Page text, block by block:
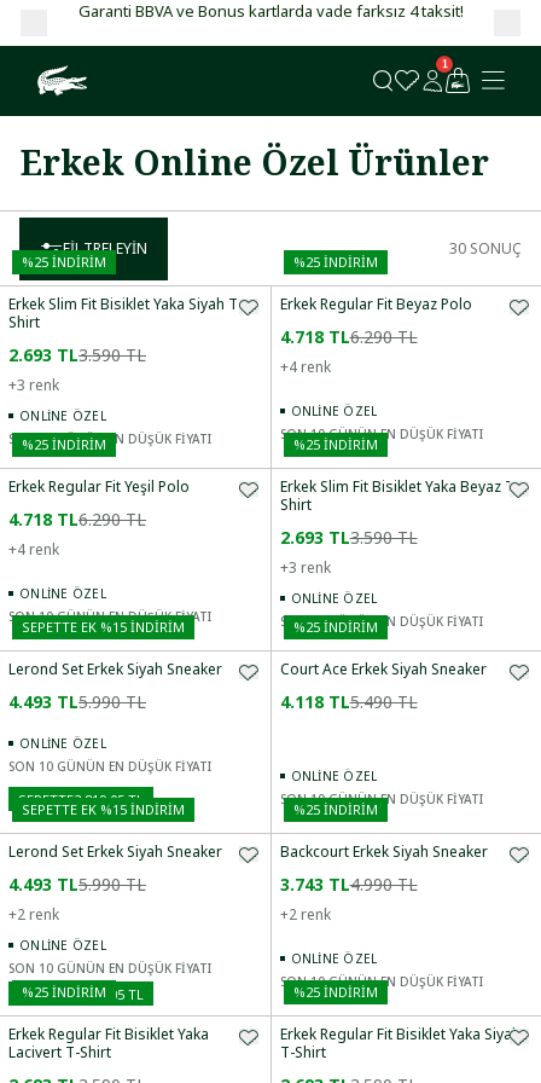
Garanti BBVA ve Bonus kartlarda vade farksız 4 taksit!
1
Erkek Online Özel Ürünler
FILTRELEYIN 30 SONUÇ
%25 İNDİRİM
Erkek Slim Fit Bisiklet Yaka Siyah T-
Shirt
2.693 TL3.590 TL
+3 renk
ONLINE ÖZEL
SON 10 GÜNÜN EN DÜŞÜK FİYATI
%25İNDİRİM
Erkek Regular Fit Beyaz Polo
4.718 TL6.290 TL
+4 renk
ONLINE ÖZEL
SON 10 GÜNÜN EN DÜŞÜK FİYATI
%25 İNDİRİM
Erkek Regular Fit Yeşil Polo
4.718 TL6.290 TL
+4 renk
ONLINE ÖZEL
SON 10 GÜNÜN EN DÜŞÜK FİYATI
%25İNDİRİM
Erkek Slim Fit Bisiklet Yaka Beyaz T-
Shirt
2.693 TL3.590 TL
+3 renk
ONLINE ÖZEL
SON 10 GÜNÜN EN DÜŞÜK FİYATI
SEPETTE EK %15 İNDIRIM
Lerond Set Erkek Siyah Sneaker
4.493 TL5.990 TL
ONLINE ÖZEL
SON 10 GÜNÜN EN DÜŞÜK FİYATI
SEPETTE3.819,05 TL
%25İNDİRİM
Court Ace Erkek Siyah Sneaker
4.118 TL5.490 TL
ONLINE ÖZEL
SON 10 GÜNÜN EN DÜŞÜK FİYATI
SEPETTE EK %15 İNDIRIM
Lerond Set Erkek Siyah Sneaker
4.493 TL5.990 TL
+2 renk
ONLINE ÖZEL
SON 10 GÜNÜN EN DÜŞÜK FİYATI
SEPETTE3.819,05 TL
%25İNDİRİM
Backcourt Erkek Siyah Sneaker
3.743 TL4.990 TL
+2 renk
ONLINE ÖZEL
SON 10 GÜNÜN EN DÜŞÜK FİYATI
%25 İNDİRİM
Erkek Regular Fit Bisiklet Yaka
Lacivert T-Shirt
%25İNDİRİM
Erkek Regular Fit Bisiklet Yaka Siyah
T-Shirt